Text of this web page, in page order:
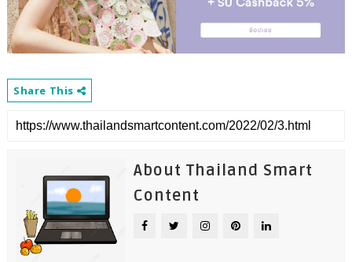
Share This
About Thailand Smart
Content